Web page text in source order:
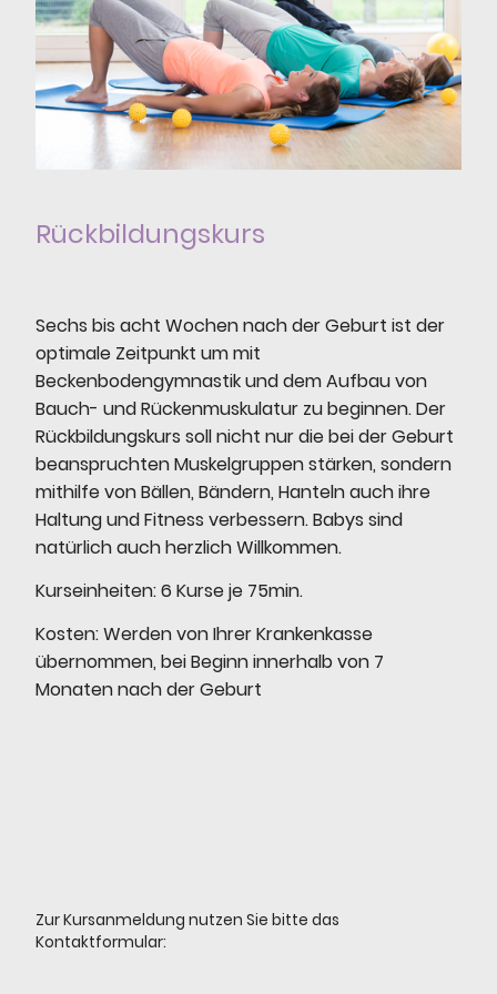
Rückbildungskurs
Sechs bis acht Wochen nach der Geburt ist der
optimale Zeitpunkt um mit
Beckenbodengymnastik und dem Aufbau von
Bauch- und Rückenmuskulatur zu beginnen. Der
Rückbildungskurs soll nicht nur die bei der Geburt
beanspruchten Muskelgruppen stärken, sondern
mithilfe von Bällen, Bändern, Hanteln auch ihre
Haltung und Fitness verbessern. Babys sind
natürlich auch herzlich Willkommen.
Kurseinheiten: 6 Kurse je 75min.
Kosten: Werden von Ihrer Krankenkasse
übernommen, bei Beginn innerhalb von 7
Monaten nach der Geburt
Zur Kursanmeldung nutzen Sie bitte das
Kontaktformular: